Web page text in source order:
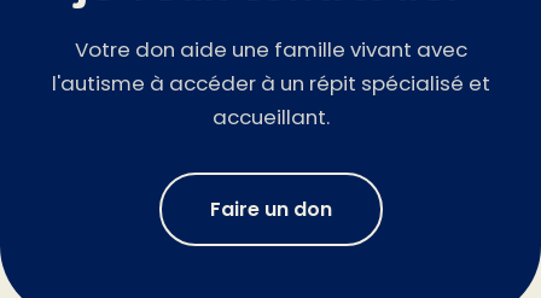
Votre don aide une famille vivant avec
l'autisme à accéder à un répit spécialisé et
accueillant.
Faire un don